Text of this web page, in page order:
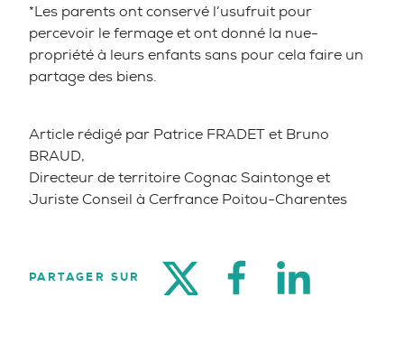
*Les parents ont conservé l’usufruit pour
percevoir le fermage et ont donné la nue-
propriété à leurs enfants sans pour cela faire un
partage des biens.
Article rédigé par Patrice FRADET et Bruno
BRAUD,
Directeur de territoire Cognac Saintonge et
Juriste Conseil à Cerfrance Poitou-Charentes
PARTAGER SUR
TWITTER FACEBOOK